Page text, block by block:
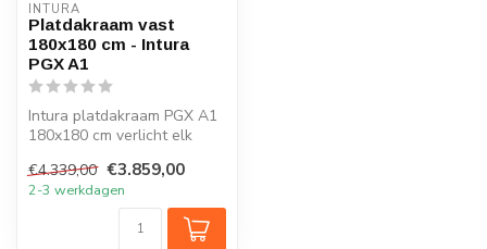
INTURA
Platdakraam vast
180x180 cm - Intura
PGX A1
Intura platdakraam PGX A1
180x180 cm verlicht elk
m...
€4.339,00 €3.859,00
2-3 werkdagen